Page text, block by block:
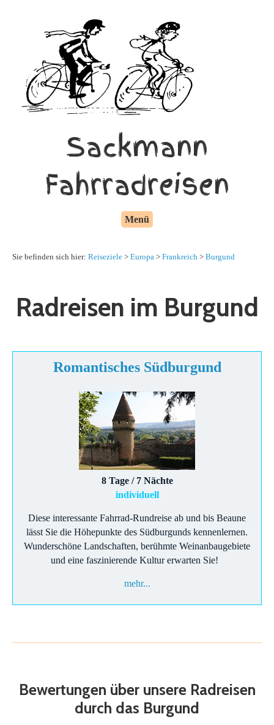
Sackmann
Fahrradreisen
Menü
Sie befinden sich hier: Reiseziele > Europa > Frankreich > Burgund
Radreisen im Burgund
Romantisches Südburgund
8 Tage / 7 Nächte
individuell
Diese interessante Fahrrad-Rundreise ab und bis Beaune
lässt Sie die Höhepunkte des Südburgunds kennenlernen.
Wunderschöne Landschaften, berühmte Weinanbaugebiete
und eine faszinierende Kultur erwarten Sie!
mehr...
Bewertungen über unsere Radreisen
durch das Burgund